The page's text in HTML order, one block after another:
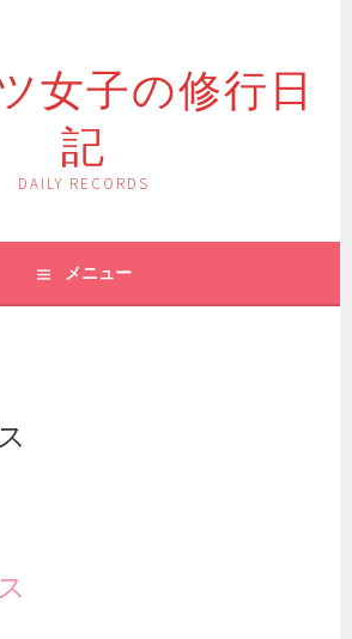
女子の修行日
記
DAILY RECORDS
メニュー